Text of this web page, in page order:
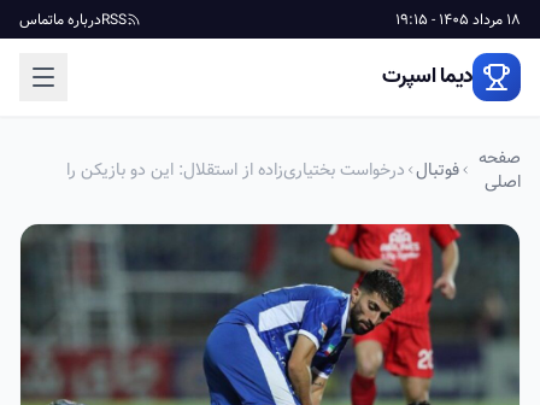
18 مرداد 1405 - 19:15 RSSدرباره ماتماس
دیما اسپرت
صفحه
اصلی
فوتبال درخواست بختیاری‌زاده از استقلال: این دو بازیکن را